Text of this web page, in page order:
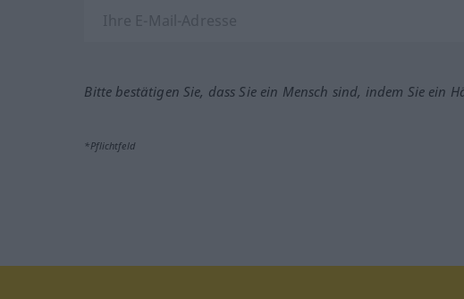
Bitte bestätigen Sie, dass Sie ein Mensch sind, indem Sie ein
*Pflichtfeld